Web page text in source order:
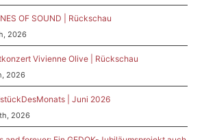
OF SOUND | Rückschau
2026
Vivienne Olive | Rückschau
2026
| Juni 2026
2026